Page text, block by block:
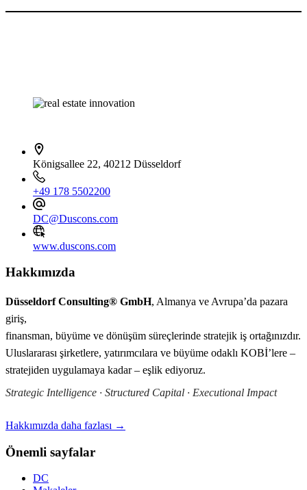
Königsallee 22, 40212 Düsseldorf
+49 178 5502200
DC@Duscons.com
www.duscons.com
Hakkımızda
Düsseldorf Consulting® GmbH, Almanya ve Avrupa’da pazara
giriş,
finansman, büyüme ve dönüşüm süreçlerinde stratejik iş ortağınızdır.
Uluslararası şirketlere, yatırımcılara ve büyüme odaklı KOBİ’lere –
stratejiden uygulamaya kadar – eşlik ediyoruz.
Strategic Intelligence · Structured Capital · Executional Impact
Hakkımızda daha fazlası →
Önemli sayfalar
DC